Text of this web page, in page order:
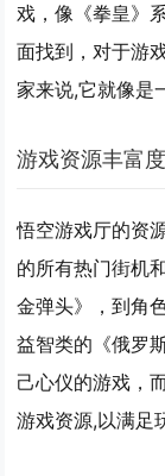
戏，像《拳皇》
面找到，对于游
家来说,它就像是
游戏资源丰富
悟空游戏厅的资
的所有热门街机
金弹头》，到角
益智类的《俄罗
己心仪的游戏，
游戏资源,以满足